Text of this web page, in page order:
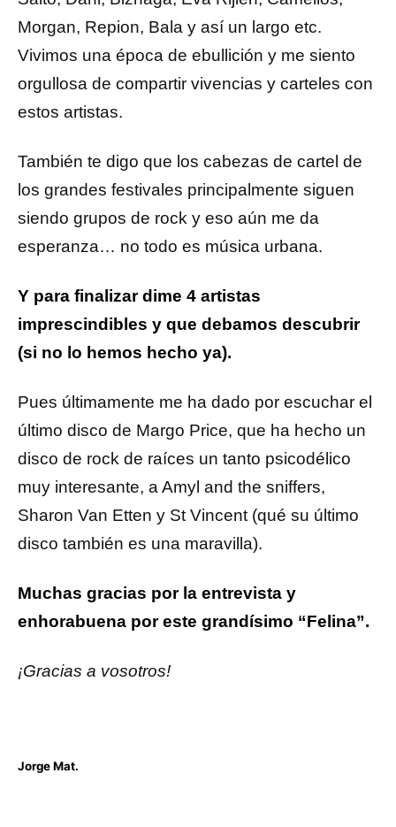
Morgan, Repion, Bala y así un largo etc.
Vivimos una época de ebullición y me siento
orgullosa de compartir vivencias y carteles con
estos artistas.
También te digo que los cabezas de cartel de
los grandes festivales principalmente siguen
siendo grupos de rock y eso aún me da
esperanza… no todo es música urbana.
Y para finalizar dime 4 artistas
imprescindibles y que debamos descubrir
(si no lo hemos hecho ya).
Pues últimamente me ha dado por escuchar el
último disco de Margo Price, que ha hecho un
disco de rock de raíces un tanto psicodélico
muy interesante, a Amyl and the sniffers,
Sharon Van Etten y St Vincent (qué su último
disco también es una maravilla).
Muchas gracias por la entrevista y
enhorabuena por este grandísimo “Felina”.
¡Gracias a vosotros!
Jorge Mat.